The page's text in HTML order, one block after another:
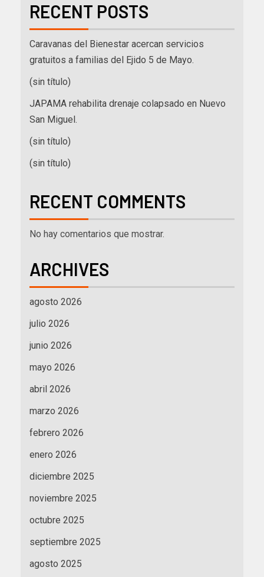
RECENT POSTS
Caravanas del Bienestar acercan servicios
gratuitos a familias del Ejido 5 de Mayo.
(sin título)
JAPAMA rehabilita drenaje colapsado en Nuevo
San Miguel.
(sin título)
(sin título)
RECENT COMMENTS
No hay comentarios que mostrar.
ARCHIVES
agosto 2026
julio 2026
junio 2026
mayo 2026
abril 2026
marzo 2026
febrero 2026
enero 2026
diciembre 2025
noviembre 2025
octubre 2025
septiembre 2025
agosto 2025